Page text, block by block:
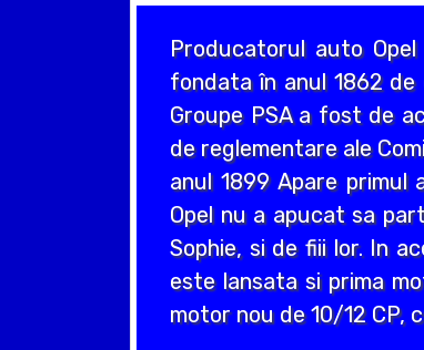
Producatorul auto
fondata în anul 1862 de
Groupe PSA a fost de
de reglementare ale
anul 1899 Apare primul
Opel nu a apucat sa
Sophie, si de fiii lor. In
este lansata si prima
motor nou de 10/12 CP,